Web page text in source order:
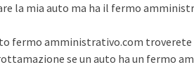
la mia auto ma ha il fermo
fermo amministrativo.com
se un auto ha un fermo